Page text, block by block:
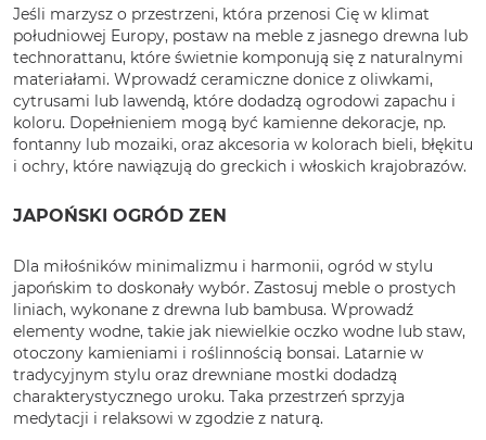
Jeśli marzysz o przestrzeni, która przenosi Cię w klimat
południowej Europy, postaw na meble z jasnego drewna lub
technorattanu, które świetnie komponują się z naturalnymi
materiałami. Wprowadź ceramiczne donice z oliwkami,
cytrusami lub lawendą, które dodadzą ogrodowi zapachu i
koloru. Dopełnieniem mogą być kamienne dekoracje, np.
fontanny lub mozaiki, oraz akcesoria w kolorach bieli, błękitu
i ochry, które nawiązują do greckich i włoskich krajobrazów.
JAPOŃSKI OGRÓD ZEN
Dla miłośników minimalizmu i harmonii, ogród w stylu
japońskim to doskonały wybór. Zastosuj meble o prostych
liniach, wykonane z drewna lub bambusa. Wprowadź
elementy wodne, takie jak niewielkie oczko wodne lub staw,
otoczony kamieniami i roślinnością bonsai. Latarnie w
tradycyjnym stylu oraz drewniane mostki dodadzą
charakterystycznego uroku. Taka przestrzeń sprzyja
medytacji i relaksowi w zgodzie z naturą.